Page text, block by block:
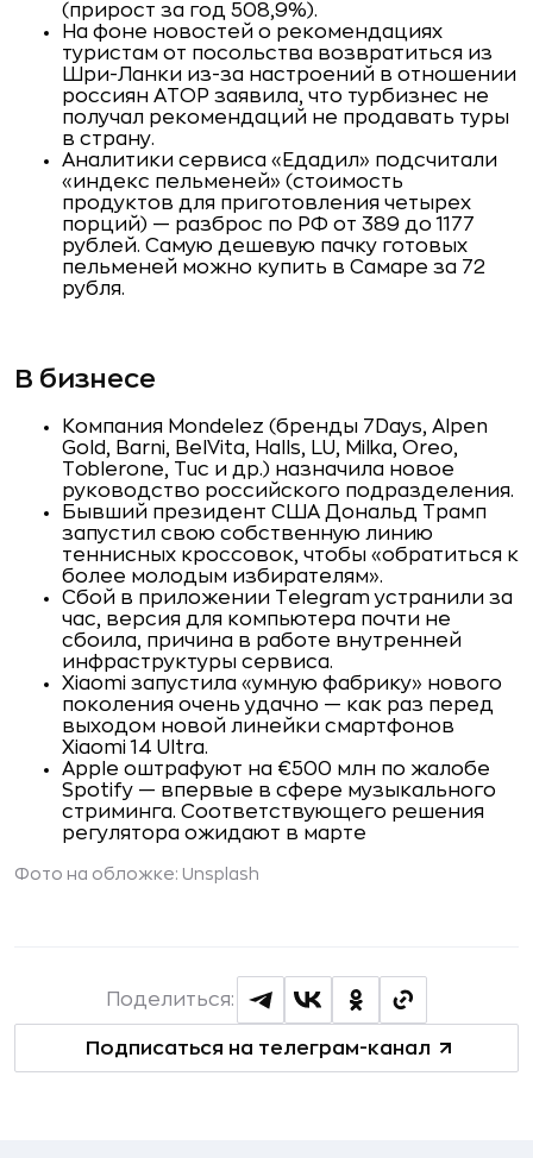
(прирост за год 508,9%).
На фоне новостей о рекомендациях
туристам от посольства возвратиться из
Шри-Ланки из-за настроений в отношении
россиян АТОР заявила, что турбизнес не
получал рекомендаций не продавать туры
в страну.
Аналитики сервиса «Едадил» подсчитали
«индекс пельменей» (стоимость
продуктов для приготовления четырех
порций) — разброс по РФ от 389 до 1177
рублей. Самую дешевую пачку готовых
пельменей можно купить в Самаре за 72
рубля.
В бизнесе
Компания Mondelez (бренды 7Days, Alpen
Gold, Barni, BelVita, Halls, LU, Milka, Oreo,
Toblerone, Tuc и др.) назначила новое
руководство российского подразделения.
Бывший президент США Дональд Трамп
запустил свою собственную линию
теннисных кроссовок, чтобы «обратиться к
более молодым избирателям».
Сбой в приложении Telegram устранили за
час, версия для компьютера почти не
сбоила, причина в работе внутренней
инфраструктуры сервиса.
Xiaomi запустила «умную фабрику» нового
поколения очень удачно — как раз перед
выходом новой линейки смартфонов
Xiaomi 14 Ultra.
Apple оштрафуют на €500 млн по жалобе
Spotify — впервые в сфере музыкального
стриминга. Соответствующего решения
регулятора ожидают в марте
Фото на обложке: Unsplash
Подписаться на телеграм-канал
Поделиться: